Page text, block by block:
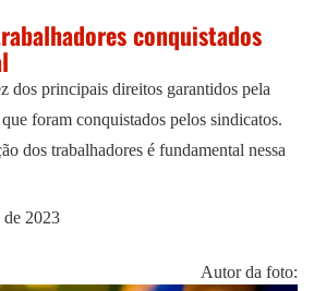
conquistados
dos principais direitos garantidos pela
foram conquistados pelos sindicatos.
dos trabalhadores é fundamental nessa
de 2023
Autor da foto: